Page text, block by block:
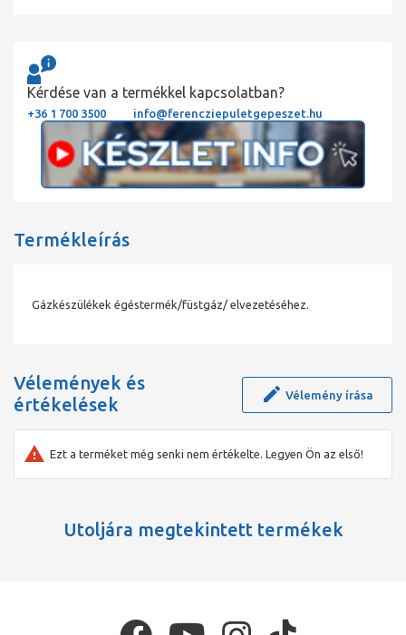
Kérdése van a termékkel kapcsolatban?
+36 1 700 3500 info@ferencziepuletgepeszet.hu
Termékleírás
Gázkészülékek égéstermék/füstgáz/ elvezetéséhez.
Vélemények és
értékelések
Vélemény írása
Ezt a terméket még senki nem értékelte. Legyen Ön az első!
Utoljára megtekintett termékek